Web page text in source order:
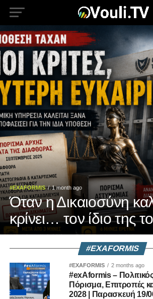
#EXAFORMIS 1 month ago
Όταν η Δικαιοσύνη
κρίνει… τον ίδιο της
#EXAFORMIS
#EXAFORMIS 2 months ago
#exAformis –
Πόρισμα, Επιτροπές
2028 | Παρασκευή 19/